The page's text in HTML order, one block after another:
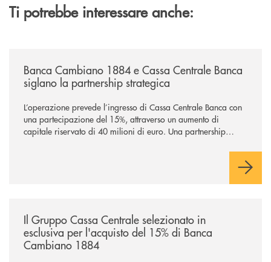
Ti potrebbe interessare anche:
Banca Cambiano 1884 e Cassa Centrale Banca
siglano la partnership strategica
L’operazione prevede l’ingresso di Cassa Centrale Banca con
una partecipazione del 15%, attraverso un aumento di
capitale riservato di 40 milioni di euro. Una partnership
comuni e sulla prossimità ai territori, per ampliare l’offerta e
Il Gruppo Cassa Centrale selezionato in
esclusiva per l'acquisto del 15% di Banca
Cambiano 1884